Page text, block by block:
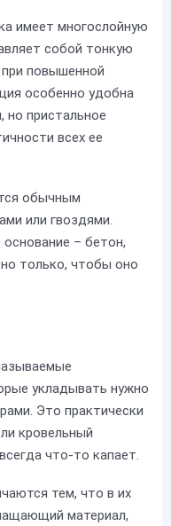
имеет многослойную
собой тонкую
при повышенной
особенно удобна
но пристальное
всех ее
обычным
или гвоздями.
– бетон,
только, чтобы оно
укладывать нужно
Это практически
кровельный
что-то капает.
тем, что в их
материал,